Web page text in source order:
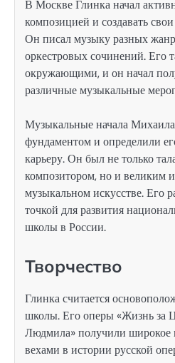
В Москве Глинка начал
композицией и создавать
Он писал музыку разных
оркестровых сочинений. Его
окружающими, и он начал
различные музыкальные
Музыкальные начала
фундаментом и определили
карьеру. Он был не только
композитором, но и великим
музыкальном искусстве. Его
точкой для развития
школы в России.
Творчество
Глинка считается
школы. Его оперы «Жизнь за
Людмила» получили широкое
вехами в истории русской